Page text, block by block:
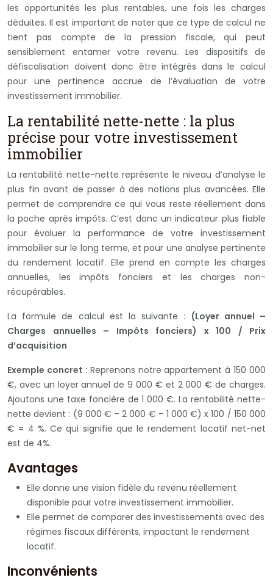
les opportunités les plus rentables, une fois les charges
déduites. Il est important de noter que ce type de calcul ne
tient pas compte de la pression fiscale, qui peut
sensiblement entamer votre revenu. Les dispositifs de
défiscalisation doivent donc être intégrés dans le calcul
pour une pertinence accrue de l’évaluation de votre
investissement immobilier.
La rentabilité nette-nette : la plus
précise pour votre investissement
immobilier
La rentabilité nette-nette représente le niveau d’analyse le
plus fin avant de passer à des notions plus avancées. Elle
permet de comprendre ce qui vous reste réellement dans
la poche après impôts. C’est donc un indicateur plus fiable
pour évaluer la performance de votre investissement
immobilier sur le long terme, et pour une analyse pertinente
du rendement locatif. Elle prend en compte les charges
annuelles, les impôts fonciers et les charges non-
récupérables.
La formule de calcul est la suivante : (Loyer annuel –
Charges annuelles – Impôts fonciers) x 100 / Prix
d’acquisition
Exemple concret : Reprenons notre appartement à 150 000
€, avec un loyer annuel de 9 000 € et 2 000 € de charges.
Ajoutons une taxe foncière de 1 000 €. La rentabilité nette-
nette devient : (9 000 € – 2 000 € – 1 000 €) x 100 / 150 000
€ = 4 %. Ce qui signifie que le rendement locatif net-net
est de 4%.
Avantages
Elle donne une vision fidèle du revenu réellement
disponible pour votre investissement immobilier.
Elle permet de comparer des investissements avec des
régimes fiscaux différents, impactant le rendement
locatif.
Inconvénients